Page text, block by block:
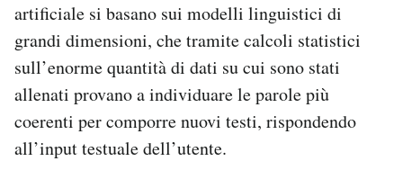
artificiale si basano sui modelli linguistici di
grandi dimensioni, che tramite calcoli statistici
sull’enorme quantità di dati su cui sono stati
allenati provano a individuare le parole più
coerenti per comporre nuovi testi, rispondendo
all’input testuale dell’utente.